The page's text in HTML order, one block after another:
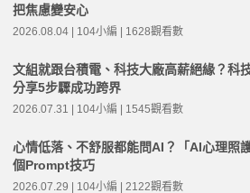
把焦慮變安心
2026.08.04 | 104小編 | 1628觀看數
文組就跟台積電、科技大廠高薪絕緣？科
分享5步驟成功跨界
2026.07.31 | 104小編 | 1545觀看數
心情低落、不舒服都能問AI？「AI心理照
個Prompt技巧
2026.07.29 | 104小編 | 2122觀看數